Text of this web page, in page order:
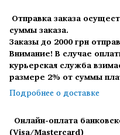
Отправка заказа
суммы заказа.
Заказы до 2000 грн
Внимание! В случае
курьерская служба
размере 2% от суммы
Подробнее о доставке
Онлайн-оплата
(Visa/Mastercard)